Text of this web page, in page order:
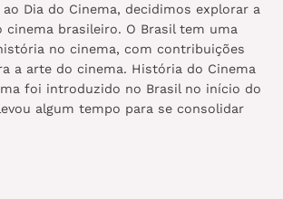
ao Dia do Cinema, decidimos explorar a
cinema brasileiro. O Brasil tem uma
no cinema, com contribuições
a arte do cinema. História do Cinema
foi introduzido no Brasil no início do
algum tempo para se consolidar